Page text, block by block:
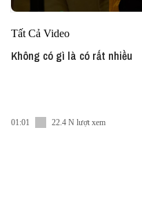
Tất Cả Video
Không có gì là có rất nhiều
01:01 22.4 N lượt xem